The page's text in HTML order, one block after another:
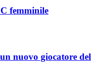
femminile
nuovo giocatore del